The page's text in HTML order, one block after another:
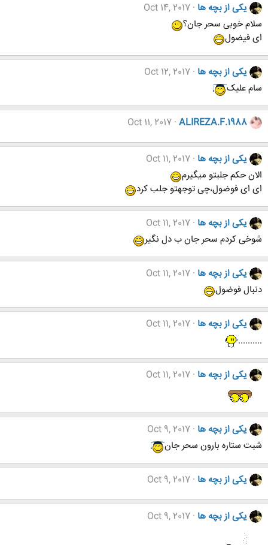
یکی از بچه ها Oct 14, 2017
سلام خوبی سحر جان؟
ای فیضول
یکی از بچه ها Oct 12, 2017
سام علیک
ALIREZA.F.1988
Oct 11, 2017
یکی از بچه ها Oct 11, 2017
الان حکم جلبتو میگیرم
ای ای فوضول،چی توجهتو جلب کرد
یکی از بچه ها Oct 11, 2017
شوخی کردم سحر جان ب دل نگیر
یکی از بچه ها Oct 11, 2017
دنبال فوضول
یکی از بچه ها Oct 11, 2017
..........
یکی از بچه ها Oct 11, 2017
یکی از بچه ها Oct 9, 2017
شبت ستاره بارون سحر جان
یکی از بچه ها Oct 9, 2017
یکی از بچه ها Oct 9, 2017